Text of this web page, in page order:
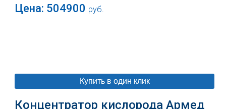
Цена: 504900 руб.
Купить в один клик
Концентратор кислорода Армед